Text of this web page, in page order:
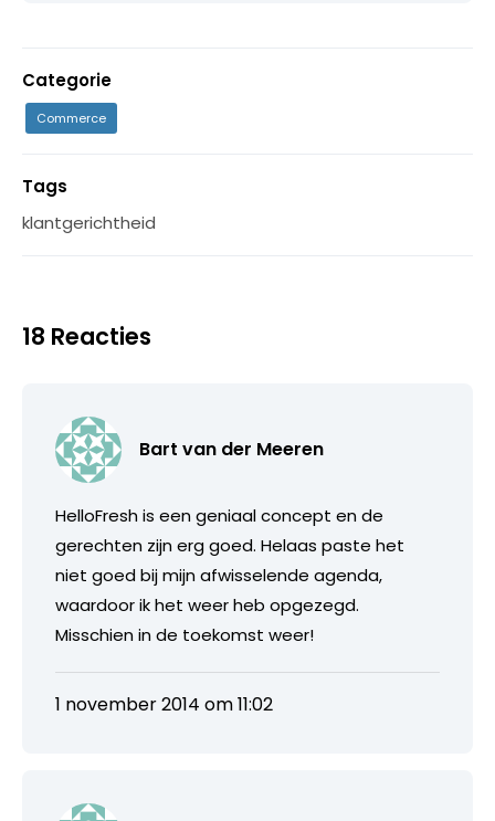
Categorie
Commerce
Tags
klantgerichtheid
18 Reacties
Bart van der Meeren
HelloFresh is een geniaal concept en de
gerechten zijn erg goed. Helaas paste het
niet goed bij mijn afwisselende agenda,
waardoor ik het weer heb opgezegd.
Misschien in de toekomst weer!
1 november 2014 om 11:02